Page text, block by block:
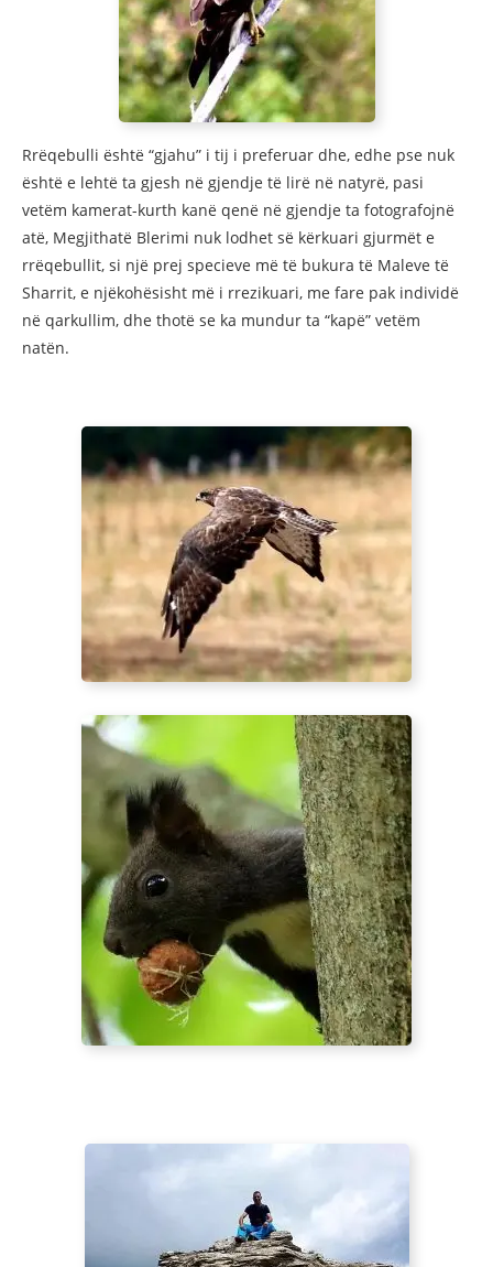
Rrëqebulli është “gjahu” i tij i preferuar dhe, edhe pse nuk
është e lehtë ta gjesh në gjendje të lirë në natyrë, pasi
vetëm kamerat-kurth kanë qenë në gjendje ta fotografojnë
atë, Megjithatë Blerimi nuk lodhet së kërkuari gjurmët e
rrëqebullit, si një prej specieve më të bukura të Maleve të
Sharrit, e njëkohësisht më i rrezikuari, me fare pak individë
në qarkullim, dhe thotë se ka mundur ta “kapë” vetëm
natën.